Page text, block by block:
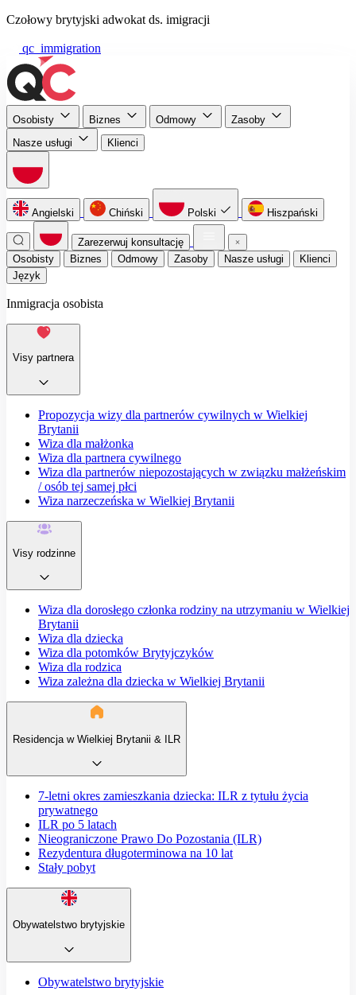
Czołowy brytyjski adwokat ds. imigracji
qc_immigration
Osobisty Biznes Odmowy
Zasoby
Nasze usługi
Klienci
Angielski Chiński Polski Hiszpański
Zarezerwuj konsultację
Osobisty
Biznes Odmowy Zasoby Nasze usługi
Klienci
Język
Inmigracja osobista
Visy partnera
Propozycja wizy dla partnerów cywilnych w Wielkiej
Brytanii
Wiza dla małżonka
Wiza dla partnera cywilnego
Wiza dla partnerów niepozostających w związku małżeńskim
/ osób tej samej płci
Wiza narzeczeńska w Wielkiej Brytanii
Visy rodzinne
Wiza dla dorosłego członka rodziny na utrzymaniu w Wielkiej
Brytanii
Wiza dla dziecka
Wiza dla potomków Brytyjczyków
Wiza dla rodzica
Wiza zależna dla dziecka w Wielkiej Brytanii
Residencja w Wielkiej Brytanii & ILR
7-letni okres zamieszkania dziecka: ILR z tytułu życia
prywatnego
ILR po 5 latach
Nieograniczone Prawo Do Pozostania (ILR)
Rezydentura długoterminowa na 10 lat
Stały pobyt
Obywatelstwo brytyjskie
Obywatelstwo brytyjskie